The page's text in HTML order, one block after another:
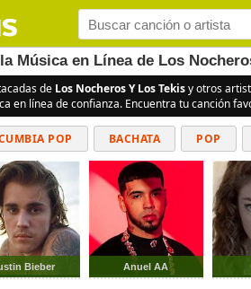
Música en Línea de Los
de Los Nocheros Y Los Tekisy otros
en línea de confianza. Encuentra tu canción
POP BACHATA POP
Bieber Anuel AA